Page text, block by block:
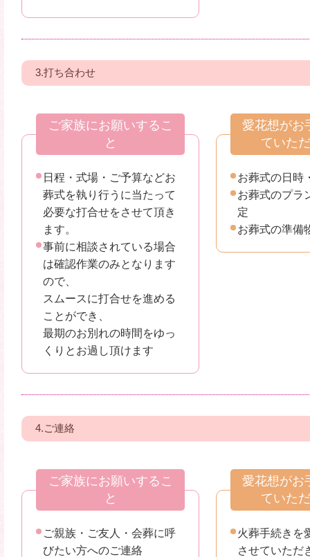
3.打ち合わせ
ご家族にお願いするこ
と
日程・式場・ご予算などお
葬式を執り行うに当たって
必要な打合せをさせて頂き
ます。
事前に相談されている場合
は確認作業のみとなります
ので、
スムースに打合せを進める
ことができ、
最期のお別れの時間をゆっ
くりとお過し頂けます
愛花想がお
ていた
お葬式の日時
お葬式のプラ
定
お葬式の準備
4.ご連絡
ご家族にお願いするこ
と
ご親族・ご友人・会葬に呼
びたい方へのご連絡
愛花想がお
ていた
火葬手続きを
させていただ